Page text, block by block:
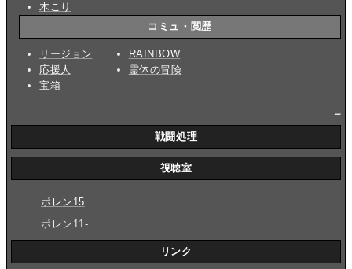
木こり
コミュ・閲歴
リージョン
応援人
宝箱
RAINBOW
霊体の冒険
戦闘処理
視聴室
ポレン15
ポレン11-
リンク